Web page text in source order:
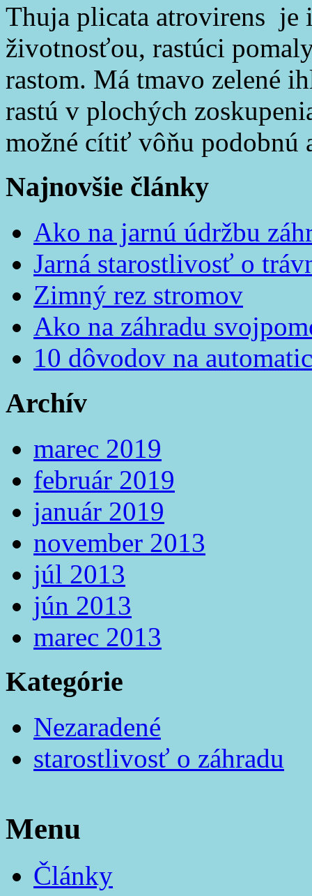
Thuja plicata atrovirens je
životnosťou, rastúci
rastom. Má tmavo zelené
rastú v plochých
možné cítiť vôňu podobnú
Najnovšie články
Ako na jarnú údržbu
Jarná starostlivosť o
Zimný rez stromov
Ako na záhradu
10 dôvodov na
Archív
marec 2019
február 2019
január 2019
november 2013
júl 2013
jún 2013
marec 2013
Kategórie
Nezaradené
starostlivosť o záhradu
Menu
Články